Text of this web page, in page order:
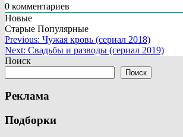
0 комментариев
Новые
Старые Популярные
Навигация
по
Previous: Чужая кровь (сериал 2018)
Next: Свадьбы и разводы (сериал 2019)
Поиск
Поиск
Реклама
Подборки